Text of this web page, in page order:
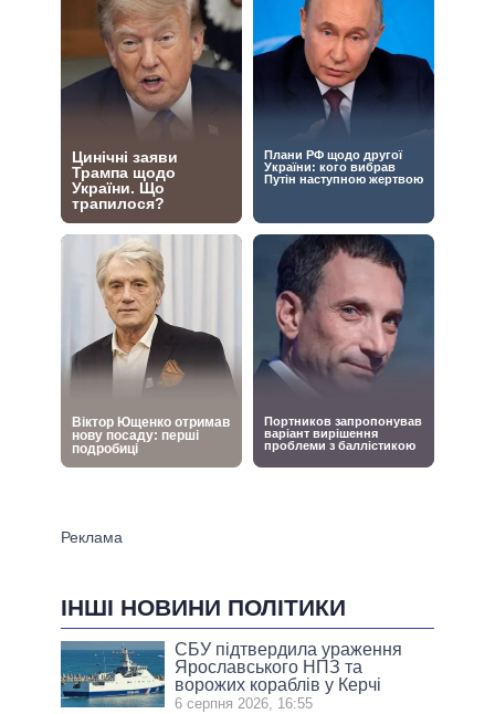
ІНШІ НОВИНИ ПОЛІТИКИ
СБУ підтвердила ураження
Ярославського НПЗ та
ворожих кораблів у Керчі
6 серпня 2026, 16:55